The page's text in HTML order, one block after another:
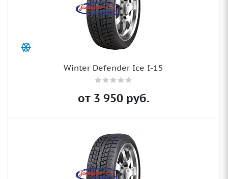
Winter Defender Ice I-15
от 3 950руб.